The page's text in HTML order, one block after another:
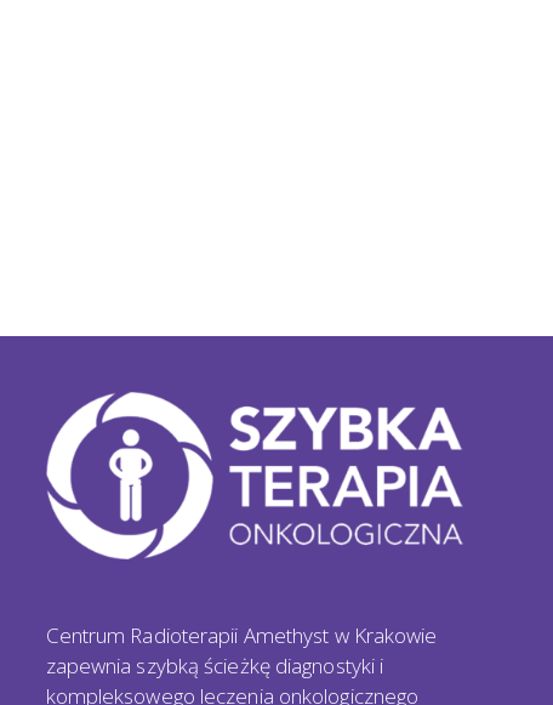
Centrum Radioterapii Amethyst w Krakowie
zapewnia szybką ścieżkę diagnostyki i
kompleksowego leczenia onkologicznego